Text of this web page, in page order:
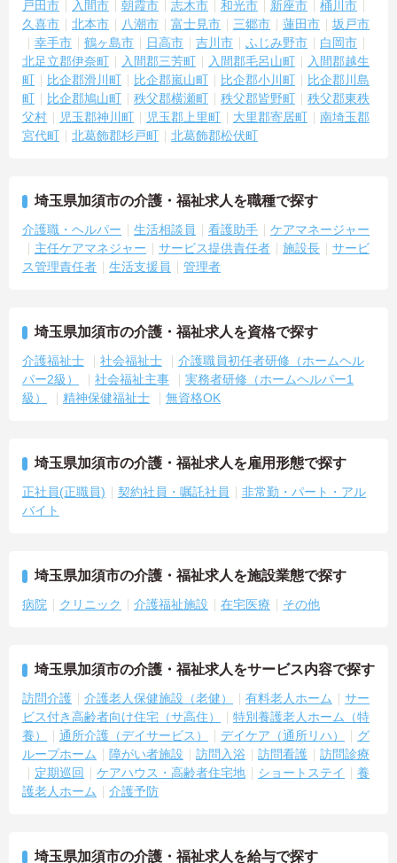
戸田市 入間市 朝霞市 志木市 和光市 新座市
桶川市
久喜市
北本市 八潮市 富士見市 三郷市 蓮田市
坂戸市
幸手市
鶴ヶ島市 日高市 吉川市 ふじみ野市
白岡市
北足立郡伊奈町
入間郡三芳町 入間郡毛呂山町
入間郡越生
町
比企郡滑川町 比企郡嵐山町 比企郡小川町
比企郡川島
町
比企郡鳩山町 秩父郡横瀬町 秩父郡皆野町
秩父郡東秩
父村
児玉郡神川町 児玉郡上里町 大里郡寄居町
南埼玉郡
宮代町
北葛飾郡杉戸町 北葛飾郡松伏町
埼玉県加須市の介護・福祉求人を職種で探す
介護職・ヘルパー 生活相談員 看護助手
ケアマネージャー
主任ケアマネジャー
サービス提供責任者 施設長
サービ
ス管理責任者
生活支援員 管理者
埼玉県加須市の介護・福祉求人を資格で探す
介護福祉士 社会福祉士
介護職員初任者研修（ホームヘル
パー2級）
社会福祉主事
実務者研修（ホームヘルパー1
級）
精神保健福祉士 無資格OK
埼玉県加須市の介護・福祉求人を雇用形態で探す
正社員(正職員) 契約社員・嘱託社員
非常勤・パート・アル
バイト
埼玉県加須市の介護・福祉求人を施設業態で探す
病院 クリニック 介護福祉施設 在宅医療 その他
埼玉県加須市の介護・福祉求人をサービス内容で探す
訪問介護 介護老人保健施設（老健） 有料老人ホーム
サー
ビス付き高齢者向け住宅（サ高住）
特別養護老人ホーム（特
養）
通所介護（デイサービス） デイケア（通所リハ）
グ
ループホーム
障がい者施設 訪問入浴 訪問看護
訪問診療
定期巡回
ケアハウス・高齢者住宅地 ショートステイ
養
護老人ホーム
介護予防
埼玉県加須市の介護・福祉求人を給与で探す